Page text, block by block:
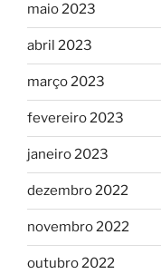
maio 2023
abril 2023
março 2023
fevereiro 2023
janeiro 2023
dezembro 2022
novembro 2022
outubro 2022